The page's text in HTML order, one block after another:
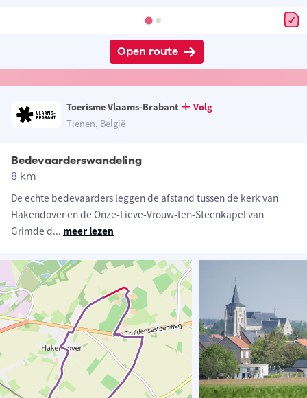
Open route
Toerisme Vlaams-Brabant
Volg
Tienen, België
Bedevaarderswandeling
8 km
De echte bedevaarders leggen de afstand tussen de kerk van
Hakendover en de Onze-Lieve-Vrouw-ten-Steenkapel van
Grimde d... meer lezen